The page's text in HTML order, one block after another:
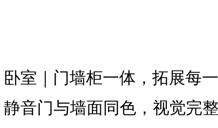
卧室｜门墙柜一体，拓展每
静音门与墙面同色，视觉完